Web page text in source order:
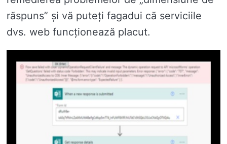
răspuns” și vă puteți fagadui că serviciile
dvs. web funcționează placut.